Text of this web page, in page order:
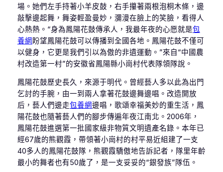
場。她們左手持著小羊皮鼓，右手攥著兩根泡桐木條，邊
敲擊邊起舞，舞姿輕盈曼妙，瀰漫在臉上的笑臉，看得人
心熱熱。“身為鳳陽花鼓傳承人，我最年夜的心愿就是包
養網 盼望鳳陽花鼓可以傳播到全國各地。鳳陽花鼓不僅可
以健身，它更是我們引以為傲的非遺運動。”來自“中國農
村改造第一村”的安徽省鳳陽縣小崗村代表隊領隊說。
鳳陽花鼓歷史長久，來源于明代。曾經藝人多以此為出門
乞討的手腕，由一到兩人拿著花鼓邊舞邊唱。改造開放
后，藝人們邊走包養網邊唱，歌頌幸福美妙的重生活，鳳
陽花鼓也隨著藝人們的腳步傳遍年夜江南北。2006年，
鳳陽花鼓進選第一批國家級非物質文明遺產名錄。本年已
經67歲的熊觀霞，帶領著小崗村的村平易近組建了一支
40多人的鳳陽花鼓隊，熊觀霞驕傲地告訴記者，隊里年齡
最小的舞者也有50歲了，是一支妥妥的“銀發族”隊伍。